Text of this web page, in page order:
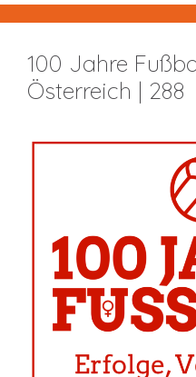
100 Jahre
Österreich | 288